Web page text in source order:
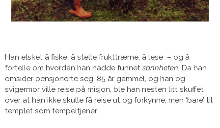
Han elsket å fiske, å stelle frukttrærne, å lese – og å
fortelle om hvordan han hadde funnet sannheten. Da han
omsider pensjonerte seg, 85 år gammel, og han og
svigermor ville reise på misjon, ble han nesten litt skuffet
over at han ikke skulle få reise ut og forkynne, men ‘bare’ til
templet som tempeltjener.